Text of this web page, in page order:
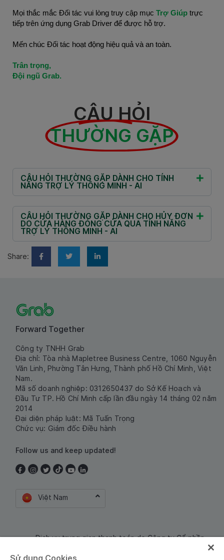
Mọi thắc mắc Đối tác vui lòng truy cập mục Trợ Giúp trực
tiếp trên ứng dụng Grab Driver để được hỗ trợ.
Mến chúc Đối tác hoạt động hiệu quả và an toàn.
Trân trọng,
Đội ngũ Grab.
CÂU HỎI
THƯỜNG GẶP
CÂU HỎI THƯỜNG GẶP DÀNH CHO TÍNH
NĂNG TRỢ LÝ THÔNG MINH - AI
CÂU HỎI THƯỜNG GẶP DÀNH CHO HỦY ĐƠN
DO CỬA HÀNG ĐÓNG CỬA QUA TÍNH NĂNG
TRỢ LÝ THÔNG MINH - AI
Share:
Forward Together
Công ty TNHH Grab
Địa chỉ: Tòa nhà Mapletree Business Centre, 1060 Nguyễn
Văn Linh, Phường Tân Hưng, Thành phố Hồ Chí Minh, Việt
Nam.
Mã số doanh nghiệp: 0312650437 do Sở Kế Hoạch và
Đầu Tư TP. Hồ Chí Minh cấp lần đầu ngày 14 tháng 02 năm
2014
Đại diện pháp luật: Mã Tuấn Trọng
Chức vụ: Giám đốc Điều hành
Follow us and keep updated!
Việt Nam
Dịch vụ trung gian thanh toán do Công ty Cổ phần
Sử dụng Cookies